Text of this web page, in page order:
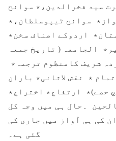
سید فخرالدین،٭ سوانح
سوانح ٹیپوسلطان،٭
اردوکے اصناف سخن٭
الجامعہ ( تاریخ جمعہ
شریف کامنظوم ترجمہ٭
٭ نقش لاثانی٭ باران
حصے)٭ ارتفاع٭ اختراع٭
۔حال ہی میں وجہ کل
کی ہی آواز میں جاری کی
گئی ہے۔